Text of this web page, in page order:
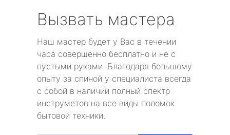
Вызвать мастера
Наш мастер будет у Вас в течении
часа совершенно бесплатно и не с
пустыми руками. Благодаря большому
опыту за спиной у специалиста всегда
с собой в наличии полный спектр
инструметов на все виды поломок
бытовой техники.